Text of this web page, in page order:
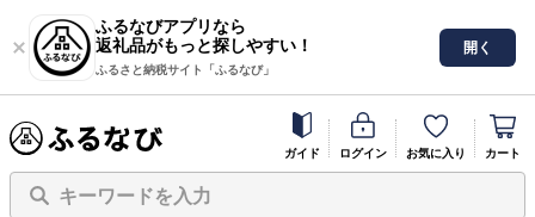
ふるなびアプリなら
返礼品がもっと探しやすい！
ふるさと納税サイト「ふるなび」
開く
ガイド ログイン お気に入り カート
キーワードを入力